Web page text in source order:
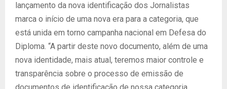
lançamento da nova identificação dos Jornalistas
marca o início de uma nova era para a categoria, que
está unida em torno campanha nacional em Defesa do
Diploma. “A partir deste novo documento, além de uma
nova identidade, mais atual, teremos maior controle e
transparência sobre o processo de emissão de